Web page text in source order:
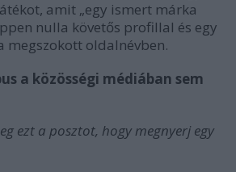
amit „egy ismert márka
nulla követős profillal és egy
megszokott oldalnévben.
a közösségi médiában sem
ezt a posztot, hogy megnyerj egy